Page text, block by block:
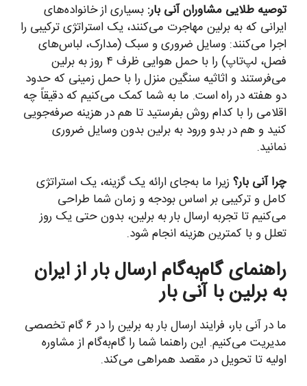
توصیه طلایی مشاوران آنی بار: بسیاری از خانواده‌های
ایرانی که به برلین مهاجرت می‌کنند، یک استراتژی ترکیبی را
اجرا می‌کنند: وسایل ضروری و سبک (مدارک، لباس‌های
فصل، لپ‌تاپ) را با حمل هوایی ظرف ۴ روز به برلین
می‌فرستند و اثاثیه سنگین منزل را با حمل زمینی که حدود
دو هفته در راه است. ما به شما کمک می‌کنیم که دقیقاً چه
اقلامی را با کدام روش بفرستید تا هم در هزینه صرفه‌جویی
کنید و هم در بدو ورود به برلین بدون وسایل ضروری
نمانید.
چرا آنی بار؟ زیرا ما به‌جای ارائه یک گزینه، یک استراتژی
کامل و ترکیبی بر اساس بودجه و زمان شما طراحی
می‌کنیم تا تجربه ارسال بار به برلین، بدون حتی یک روز
تعلل و با کمترین هزینه انجام شود.
راهنمای گام‌به‌گام ارسال بار از ایران
به برلین با آنی بار
ما در آنی بار، فرایند ارسال بار به برلین را در ۶ گام تخصصی
مدیریت می‌کنیم. این راهنما شما را گام‌به‌گام از مشاوره
اولیه تا تحویل در مقصد همراهی می‌کند.